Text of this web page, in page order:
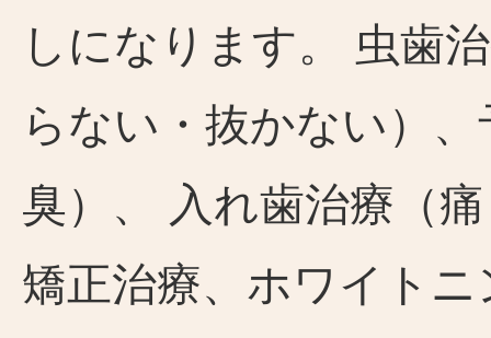
しになります。 虫歯
らない・抜かない）
臭）、 入れ歯治療（
矯正治療、ホワイト